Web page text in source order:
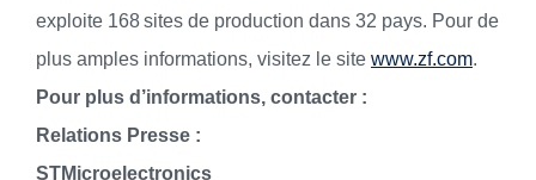
exploite 168 sites de production dans 32 pays. Pour de
plus amples informations, visitez le site www.zf.com.
Pour plus d’informations, contacter :
Relations Presse :
STMicroelectronics